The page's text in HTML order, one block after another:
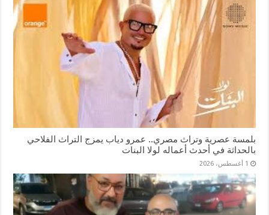
بلمسة عصرية وتراث مصري.. عمرو دياب يمزج التراث الفلاحي
بالحداثة في أحدث أعماله لولا البنات
1 أغسطس، 2026